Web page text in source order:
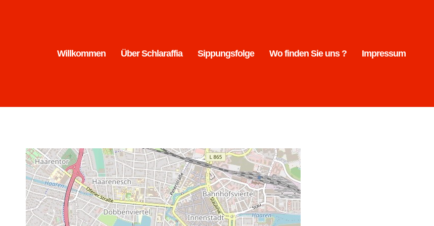
Willkommen Über Schlaraffia Sippungsfolge Wo finden Sie uns ? Impressum